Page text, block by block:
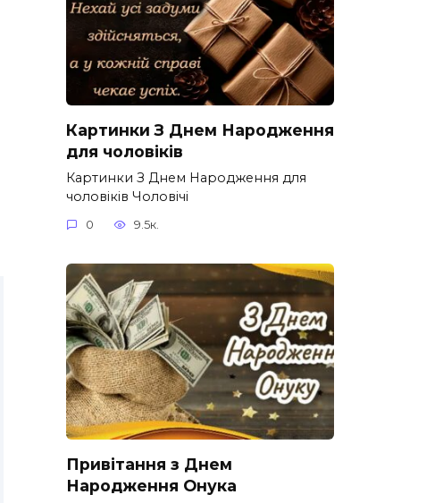
Картинки З Днем Народження
для чоловіків​
Картинки З Днем Народження для
чоловіків​ Чоловічі
0 9.5к.
Привітання з Днем
Народження Онука